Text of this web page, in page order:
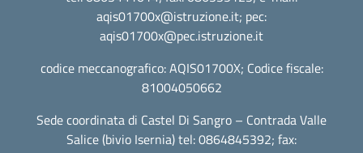
aqis01700x@istruzione.it; pec:
aqis01700x@pec.istruzione.it
codice meccanografico: AQIS01700X; Codice fiscale:
81004050662
Sede coordinata di Castel Di Sangro – Contrada Valle
Salice (bivio Isernia) tel: 0864845392; fax: